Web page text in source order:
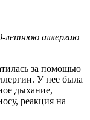
летнюю аллергию
за помощью
У нее была
дыхание,
реакция на